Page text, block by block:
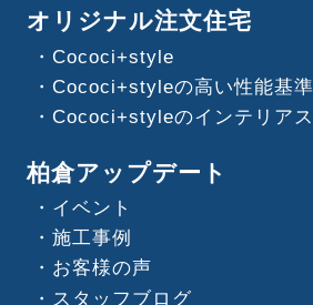
オリジナル注文住宅
Cococi+style
Cococi+styleの高い性能基準
Cococi+styleのインテリア
柏倉アップデート
イベント
施工事例
お客様の声
スタッフブログ